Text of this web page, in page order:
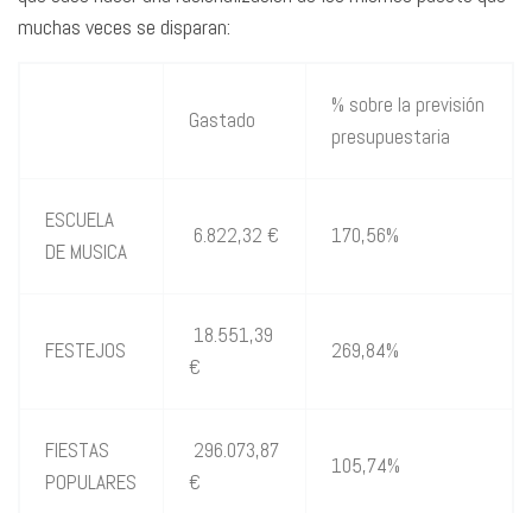
muchas veces se disparan:
Gastado
% sobre la previsión
presupuestaria
ESCUELA
DE MUSICA
6.822,32 € 170,56%
FESTEJOS
18.551,39
€
269,84%
FIESTAS
POPULARES
296.073,87
€
105,74%